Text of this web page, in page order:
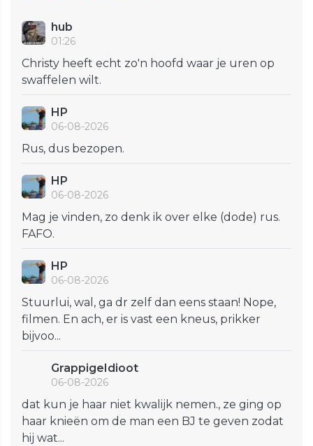
hub
01:26
Christy heeft echt zo'n hoofd waar je uren op
swaffelen wilt.
HP
06-08-2026
Rus, dus bezopen.
HP
06-08-2026
Mag je vinden, zo denk ik over elke (dode) rus.
FAFO.
HP
06-08-2026
Stuurlui, wal, ga dr zelf dan eens staan! Nope,
filmen. En ach, er is vast een kneus, prikker
bijvoo...
GrappigeIdioot
06-08-2026
dat kun je haar niet kwalijk nemen., ze ging op
haar knieën om de man een BJ te geven zodat
hij wat...